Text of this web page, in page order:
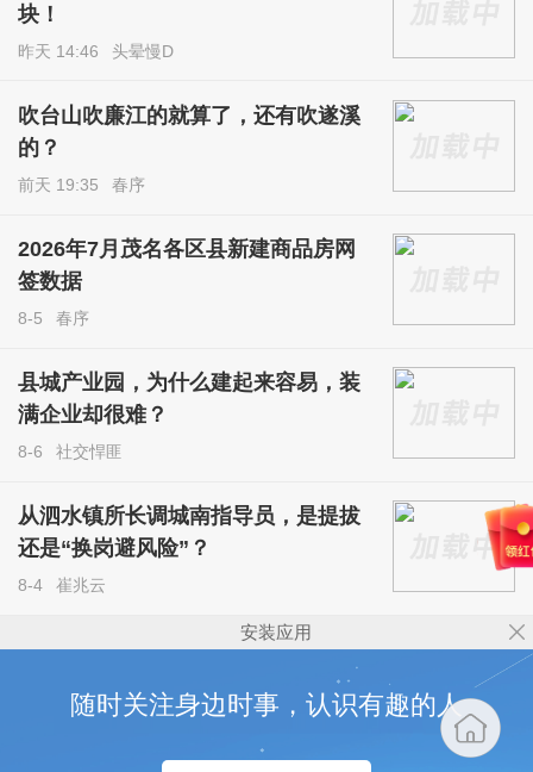
块！
昨天 14:46 头晕慢D
吹台山吹廉江的就算了，还有吹遂溪
的？
前天 19:35 春序
2026年7月茂名各区县新建商品房网
签数据
8-5 春序
县城产业园，为什么建起来容易，装
满企业却很难？
8-6 社交悍匪
从泗水镇所长调城南指导员，是提拔
还是“换岗避风险”？
8-4 崔兆云
安装应用
随时关注身边时事，认识有趣的人